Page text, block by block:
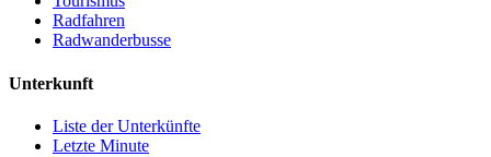
Radfahren
Radwanderbusse
Unterkunft
Liste der Unterkünfte
Letzte Minute